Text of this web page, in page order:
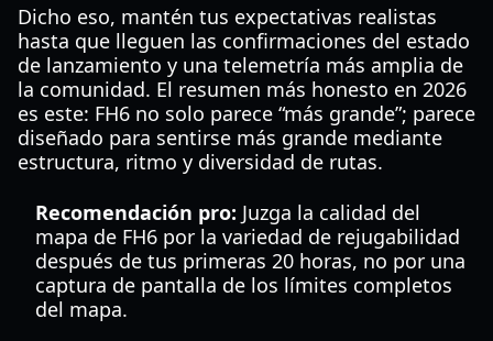
Dicho eso, mantén tus expectativas realistas
hasta que lleguen las confirmaciones del estado
de lanzamiento y una telemetría más amplia de
la comunidad. El resumen más honesto en 2026
es este: FH6 no solo parece “más grande”; parece
diseñado para sentirse más grande mediante
estructura, ritmo y diversidad de rutas.
Recomendación pro: Juzga la calidad del
mapa de FH6 por la variedad de rejugabilidad
después de tus primeras 20 horas, no por una
captura de pantalla de los límites completos
del mapa.